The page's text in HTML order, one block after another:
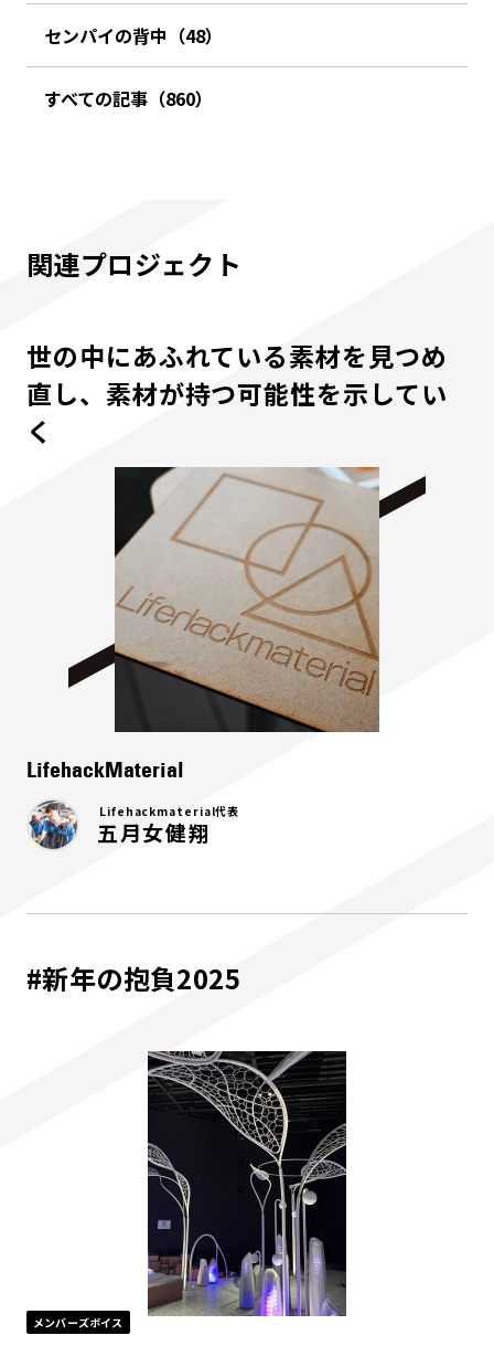
センパイの背中（48）
すべての記事（860）
関連プロジェクト
世の中にあふれている素材を見つめ
直し、素材が持つ可能性を示してい
く
LifehackMaterial
Lifehackmaterial代表
五月女健翔
#新年の抱負2025
メンバーズボイス